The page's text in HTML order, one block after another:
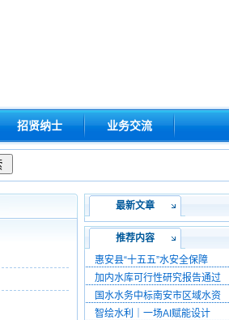
招贤纳士 业务交流
最新文章
推荐内容
惠安县“十五五”水安全保障
加内水库可行性研究报告通过
国水水务中标南安市区域水资
智绘水利｜一场AI赋能设计